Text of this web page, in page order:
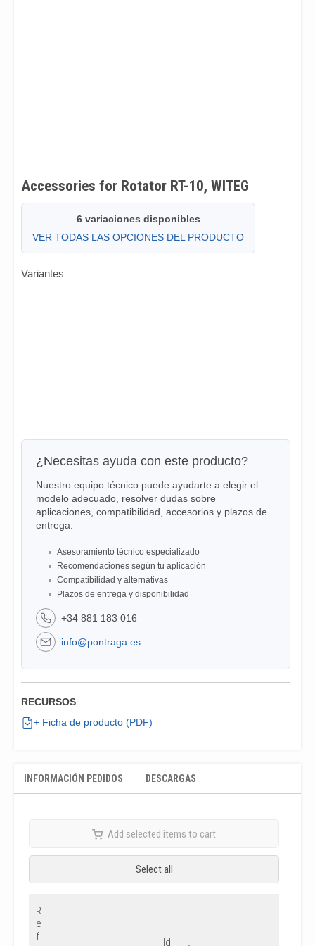
Accessories for Rotator RT-10, WITEG
6 variaciones disponibles
VER TODAS LAS OPCIONES DEL PRODUCTO
Variantes
¿Necesitas ayuda con este producto?
Nuestro equipo técnico puede ayudarte a elegir el
modelo adecuado, resolver dudas sobre
aplicaciones, compatibilidad, accesorios y plazos de
entrega.
Asesoramiento técnico especializado
Recomendaciones según tu aplicación
Compatibilidad y alternativas
Plazos de entrega y disponibilidad
+34 881 183 016
info@pontraga.es
RECURSOS
+ Ficha de producto (PDF)
INFORMACIÓN PEDIDOS DESCARGAS
Add selected items to cart
Select all
R
e
f
Id